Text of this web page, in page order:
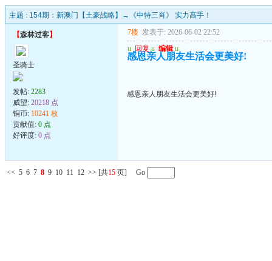
主题 : 154期：新澳门【土豪战略】→《中特三肖》 实力高手！
【森林过客】
圣骑士
发帖: 2283
威望: 20218 点
铜币: 10241 枚
贡献值: 0 点
好评度: 0 点
7楼 发表于: 2026-06-02 22:52
u 回复 u 编辑 u
感恩亲人朋友生活会更美好!
感恩亲人朋友生活会更美好!
<< 5 6 7 8 9 10 11 12 >> [共15 页] Go